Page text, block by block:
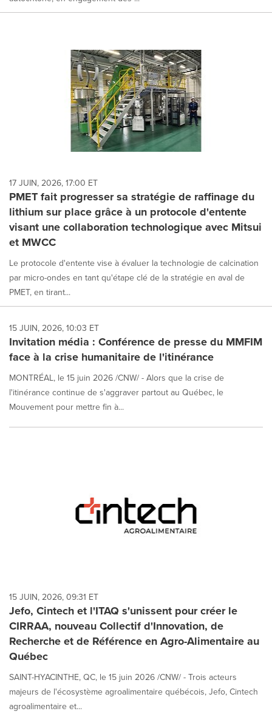
17 JUIN, 2026, 17:00 ET
PMET fait progresser sa stratégie de raffinage du
lithium sur place grâce à un protocole d'entente
visant une collaboration technologique avec Mitsui
et MWCC
Le protocole d'entente vise à évaluer la technologie de calcination
par micro-ondes en tant qu'étape clé de la stratégie en aval de
PMET, en tirant...
15 JUIN, 2026, 10:03 ET
Invitation média : Conférence de presse du MMFIM
face à la crise humanitaire de l'itinérance
MONTRÉAL, le 15 juin 2026 /CNW/ - Alors que la crise de
l'itinérance continue de s'aggraver partout au Québec, le
Mouvement pour mettre fin à...
15 JUIN, 2026, 09:31 ET
Jefo, Cintech et l'ITAQ s'unissent pour créer le
CIRRAA, nouveau Collectif d'Innovation, de
Recherche et de Référence en Agro-Alimentaire au
Québec
SAINT-HYACINTHE, QC, le 15 juin 2026 /CNW/ - Trois acteurs
majeurs de l'écosystème agroalimentaire québécois, Jefo, Cintech
agroalimentaire et...